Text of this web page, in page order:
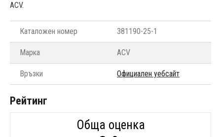
ACV.
Каталожен номер 381190-25-1
Марка ACV
Връзки Официален уебсайт
Рейтинг
Обща оценка